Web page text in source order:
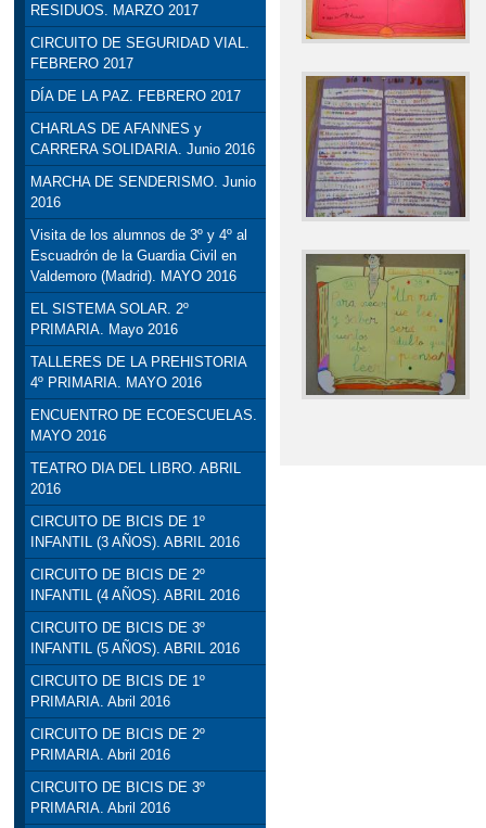
RESIDUOS. MARZO 2017
CIRCUITO DE SEGURIDAD VIAL.
FEBRERO 2017
DÍA DE LA PAZ. FEBRERO 2017
CHARLAS DE AFANNES y
CARRERA SOLIDARIA. Junio 2016
MARCHA DE SENDERISMO. Junio
2016
Visita de los alumnos de 3º y 4º al
Escuadrón de la Guardia Civil en
Valdemoro (Madrid). MAYO 2016
EL SISTEMA SOLAR. 2º
PRIMARIA. Mayo 2016
TALLERES DE LA PREHISTORIA
4º PRIMARIA. MAYO 2016
ENCUENTRO DE ECOESCUELAS.
MAYO 2016
TEATRO DIA DEL LIBRO. ABRIL
2016
CIRCUITO DE BICIS DE 1º
INFANTIL (3 AÑOS). ABRIL 2016
CIRCUITO DE BICIS DE 2º
INFANTIL (4 AÑOS). ABRIL 2016
CIRCUITO DE BICIS DE 3º
INFANTIL (5 AÑOS). ABRIL 2016
CIRCUITO DE BICIS DE 1º
PRIMARIA. Abril 2016
CIRCUITO DE BICIS DE 2º
PRIMARIA. Abril 2016
CIRCUITO DE BICIS DE 3º
PRIMARIA. Abril 2016